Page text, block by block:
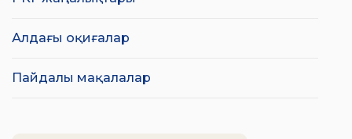
Алдағы оқиғалар
Пайдалы мақалалар